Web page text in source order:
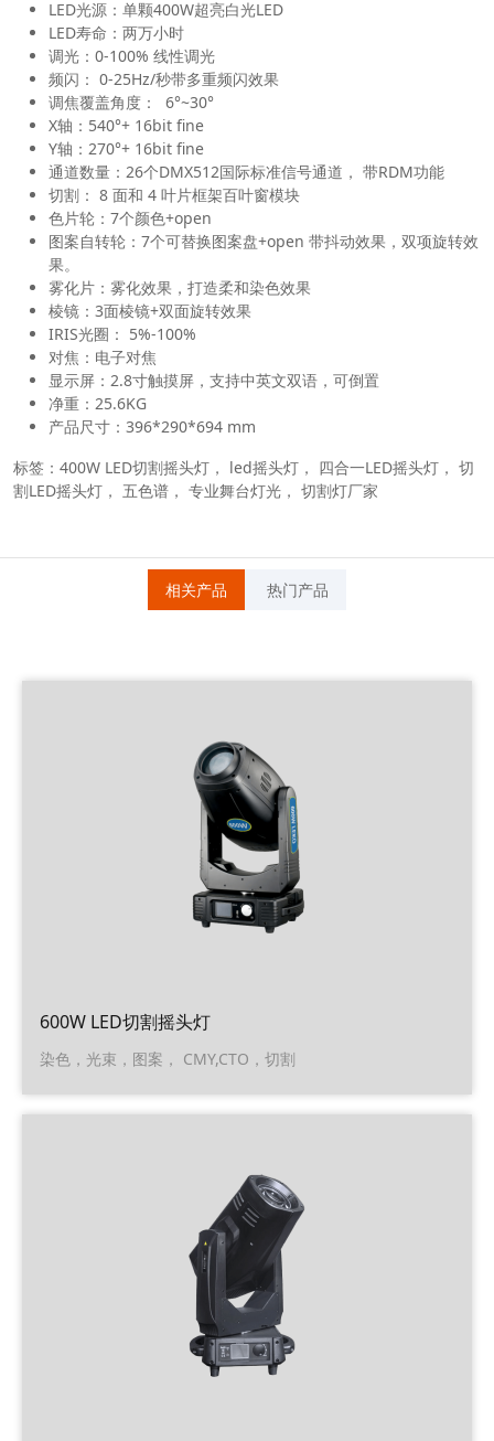
LED光源：单颗400W超亮白光LED
LED寿命：两万小时
调光：0-100% 线性调光
频闪： 0-25Hz/秒带多重频闪效果
调焦覆盖角度： 6°~30°
X轴：540°+ 16bit fine
Y轴：270°+ 16bit fine
通道数量：26个DMX512国际标准信号通道， 带RDM功能
切割： 8 面和 4 叶片框架百叶窗模块
色片轮：7个颜色+open
图案自转轮：7个可替换图案盘+open 带抖动效果，双项旋转效
果。
雾化片：雾化效果，打造柔和染色效果
棱镜：3面棱镜+双面旋转效果
IRIS光圈： 5%-100%
对焦：电子对焦
显示屏：2.8寸触摸屏，支持中英文双语，可倒置
净重：25.6KG
产品尺寸：396*290*694 mm
标签：400W LED切割摇头灯， led摇头灯， 四合一LED摇头灯， 切
割LED摇头灯， 五色谱， 专业舞台灯光， 切割灯厂家
相关产品 热门产品
600W LED切割摇头灯
染色，光束，图案， CMY,CTO，切割